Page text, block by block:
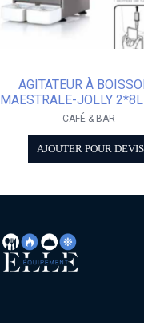
AGITATEUR À
MAESTRALE-JOLLY
CAFÉ & BAR
AJOUTER POUR DEVIS